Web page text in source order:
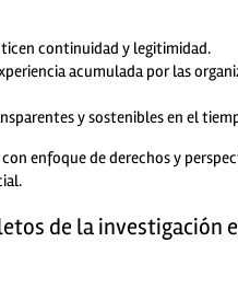
continuidad y legitimidad.
acumulada por las
y sostenibles en el
enfoque de derechos y
de la investigación